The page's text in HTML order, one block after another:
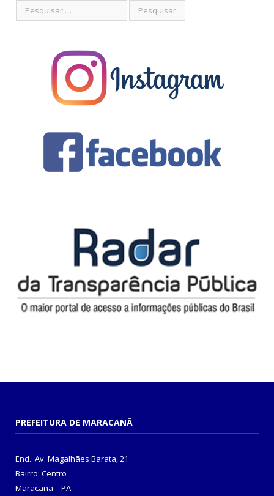
PREFEITURA DE MARACANÃ
End.: Av. Magalhães Barata, 21
Bairro: Centro
Maracanã – PA